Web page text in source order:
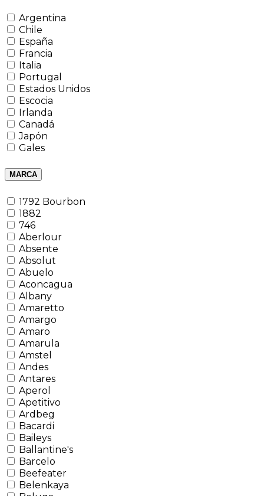
Argentina
Chile
España
Francia
Italia
Portugal
Estados Unidos
Escocia
Irlanda
Canadá
Japón
Gales
MARCA
1792 Bourbon
1882
746
Aberlour
Absente
Absolut
Abuelo
Aconcagua
Albany
Amaretto
Amargo
Amaro
Amarula
Amstel
Andes
Antares
Aperol
Apetitivo
Ardbeg
Bacardi
Baileys
Ballantine's
Barcelo
Beefeater
Belenkaya